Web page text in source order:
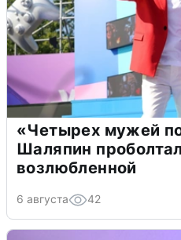
«Четырех мужей
Шаляпин
возлюбленной
6 августа 42